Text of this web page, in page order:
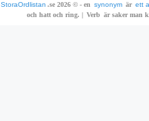
StoraOrdlistan .se 2026 © - en synonym är ett
och hatt och ring. | Verb är saker man